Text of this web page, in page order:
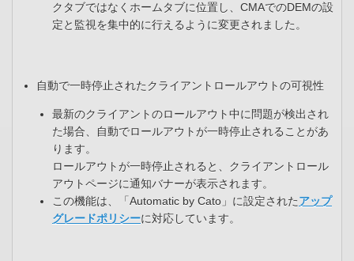
クタブではなくホームタブに位置し、CMAでのDEMの設
定と監視を集中的に行えるように変更されました。​
自動で一時停止されたクライアントロールアウトの可視性
最新のクライアントのロールアウト中に問題が検出され
た場合、自動でロールアウトが一時停止されることがあ
ります。​
ロールアウトが一時停止されると、クライアントロール
アウトページに通知バナーが表示されます。​
この機能は、「Automatic by Cato」に設定されたアップ
グレードポリシーに対応しています。